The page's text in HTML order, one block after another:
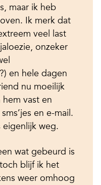
maar ik heb
Ik merk dat
veel last
onzeker
en hele dagen
nu moeilijk
hem vast en
en e-mail.
eigenlijk weg.
wat gebeurd is
blijf ik het
weer omhoog